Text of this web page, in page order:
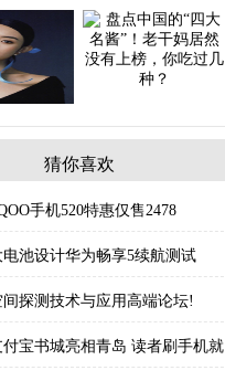
猜你喜欢
手机520特惠仅售2478
电池设计华为畅享5续航测试
间探测技术与应用高端论坛!
宝书城亮相青岛 读者刷手机就